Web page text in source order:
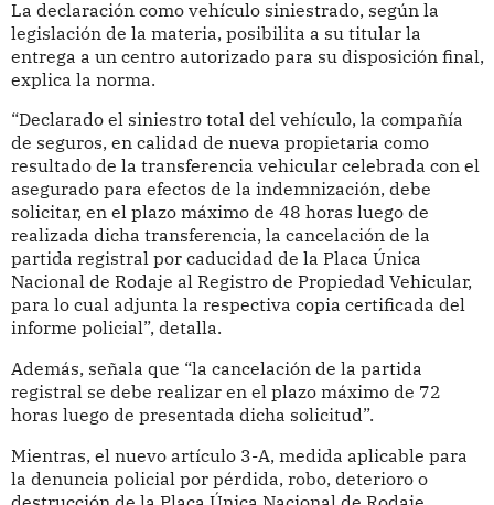
La declaración como vehículo siniestrado, según la
legislación de la materia, posibilita a su titular la
entrega a un centro autorizado para su disposición final,
explica la norma.
“Declarado el siniestro total del vehículo, la compañía
de seguros, en calidad de nueva propietaria como
resultado de la transferencia vehicular celebrada con el
asegurado para efectos de la indemnización, debe
solicitar, en el plazo máximo de 48 horas luego de
realizada dicha transferencia, la cancelación de la
partida registral por caducidad de la Placa Única
Nacional de Rodaje al Registro de Propiedad Vehicular,
para lo cual adjunta la respectiva copia certificada del
informe policial”, detalla.
Además, señala que “la cancelación de la partida
registral se debe realizar en el plazo máximo de 72
horas luego de presentada dicha solicitud”.
Mientras, el nuevo artículo 3-A, medida aplicable para
la denuncia policial por pérdida, robo, deterioro o